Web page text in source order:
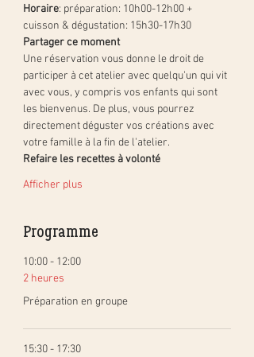
Horaire: préparation: 10h00-12h00 +
cuisson & dégustation: 15h30-17h30
Partager ce moment
Une réservation vous donne le droit de
participer à cet atelier avec quelqu'un qui vit
avec vous, y compris vos enfants qui sont
les bienvenus. De plus, vous pourrez
directement déguster vos créations avec
votre famille à la fin de l'atelier.
Refaire les recettes à volonté
Afficher plus
Programme
10:00 - 12:00
2 heures
Préparation en groupe
15:30 - 17:30